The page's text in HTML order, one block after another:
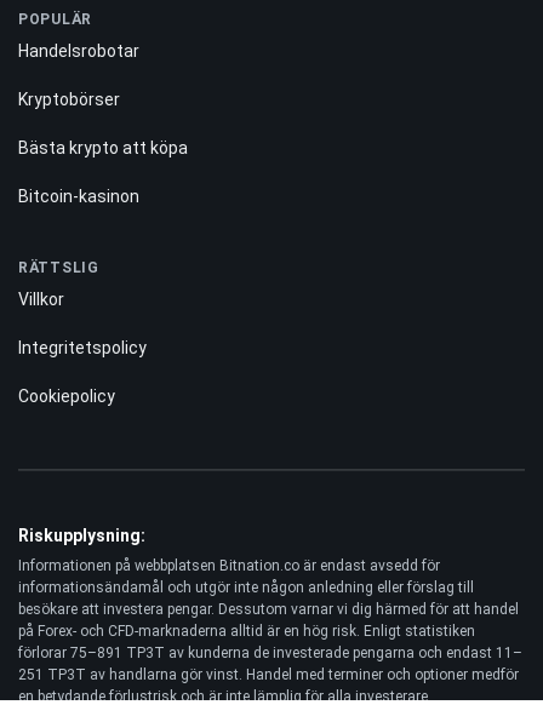
POPULÄR
Handelsrobotar
Kryptobörser
Bästa krypto att köpa
Bitcoin-kasinon
RÄTTSLIG
Villkor
Integritetspolicy
Cookiepolicy
Riskupplysning:
Informationen på webbplatsen Bitnation.co är endast avsedd för
informationsändamål och utgör inte någon anledning eller förslag till
besökare att investera pengar. Dessutom varnar vi dig härmed för att handel
på Forex- och CFD-marknaderna alltid är en hög risk. Enligt statistiken
förlorar 75–891 TP3T av kunderna de investerade pengarna och endast 11–
251 TP3T av handlarna gör vinst. Handel med terminer och optioner medför
en betydande förlustrisk och är inte lämplig för alla investerare.